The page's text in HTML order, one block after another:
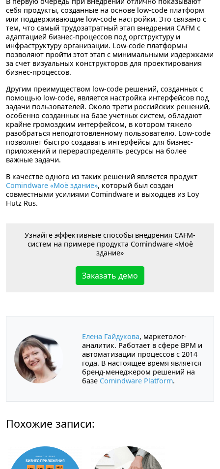
себя продукты, созданные на основе low-code платформ
или поддерживающие low-code настройки. Это связано с
тем, что самый трудозатратный этап внедрения CAFM с
адаптацией бизнес-процессов под оргструктуру и
инфраструктуру организации. Low-code платформы
позволяют пройти этот этап с минимальными издержками
за счет визуальных конструкторов для проектирования
бизнес-процессов.
Другим преимуществом low-code решений, созданных с
помощью low-code, является настройка интерфейсов под
задачи пользователей. Около трети российских решений,
особенно созданных на базе учетных систем, обладают
крайне громоздким интерфейсом, в котором тяжело
разобраться неподготовленному пользователю. Low-code
позволяет быстро создавать интерфейсы для бизнес-
приложений и перераспределять ресурсы на более
важные задачи.
В качестве одного из таких решений является продукт
Comindware «Моё здание», который был создан
совместными усилиями Comindware и выходцев из Loy
Hutz Rus.
Узнайте эффективные способы внедрения CAFM-
систем на примере продукта Comindware «Моё
здание»
Заказать демо
Елена Гайдукова, маркетолог-
аналитик. Работает в сфере BPM и
автоматизации процессов с 2014
года. В настоящее время является
бренд-менеджером решений на
базе Comindware Platform.
Похожие записи: